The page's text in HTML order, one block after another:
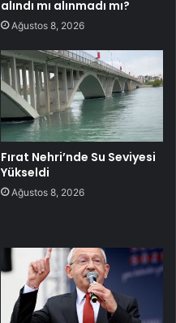
alındı mı alınmadı mı?
Ağustos 8, 2026
Fırat Nehri’nde Su Seviyesi
Yükseldi
Ağustos 8, 2026